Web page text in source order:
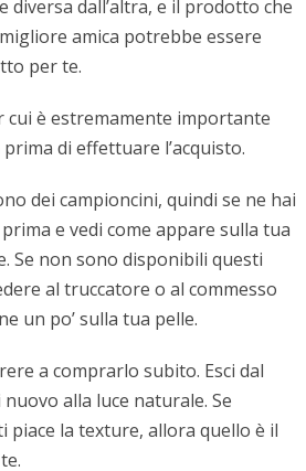
diversa dall’altra, e il prodotto che
amica potrebbe essere
per te.
cui è estremamente importante
di effettuare l’acquisto.
dei campioncini, quindi se ne hai
e vedi come appare sulla tua
Se non sono disponibili questi
al truccatore o al commesso
un po’ sulla tua pelle.
a comprarlo subito. Esci dal
alla luce naturale. Se
piace la texture, allora quello è il